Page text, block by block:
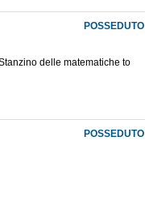
POSSEDUTO
delle matematiche to
POSSEDUTO